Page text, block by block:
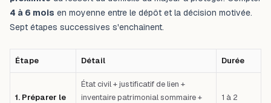
4 à 6 mois en moyenne entre le dépôt et la décision motivée.
Sept étapes successives s'enchaînent.
Étape Détail Durée
1. Préparer le
État civil + justificatif de lien +
inventaire patrimonial sommaire +
1 à 2